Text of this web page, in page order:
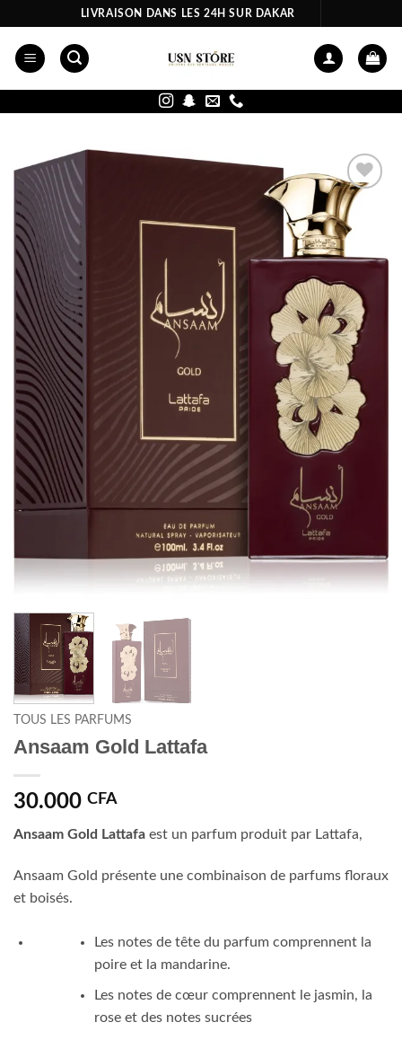
contenu
LIVRAISON DANS LES 24H SUR DAKAR
Ajouter
à la liste
d’envies
TOUS LES PARFUMS
Ansaam Gold Lattafa
30.000 CFA
Ansaam Gold Lattafa est un parfum produit par Lattafa,
Ansaam Gold présente une combinaison de parfums floraux
et boisés.
Les notes de tête du parfum comprennent la
poire et la mandarine.
Les notes de cœur comprennent le jasmin, la
rose et des notes sucrées